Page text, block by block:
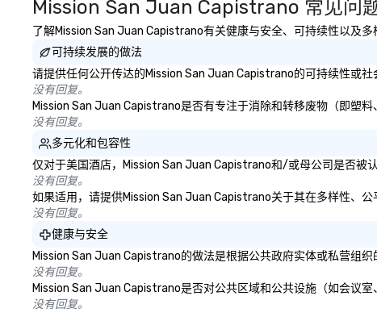
Mission San Juan Capistrano 常见问
了解Mission San Juan Capistrano有关健康与安全、可持续性以及
可持续发展的做法
请提供任何公开传达的Mission San Juan Capistrano的可持续性或社
没有回复。
Mission San Juan Capistrano是否有专注于消除和转移废物（即塑
没有回复。
多元化和包容性
仅对于美国酒店，Mission San Juan Capistrano和/或母公司是否被
没有回复。
如果适用，请提供Mission San Juan Capistrano关于其在多样性、公
没有回复。
健康与安全
Mission San Juan Capistrano的做法是根据公共政府实体或私营组
没有回复。
Mission San Juan Capistrano是否对公共区域和公共设施（如会议
没有回复。